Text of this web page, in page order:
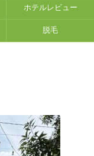
ホテルレビュー
脱毛